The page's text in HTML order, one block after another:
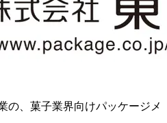
の、菓子業界向けパッケージメ